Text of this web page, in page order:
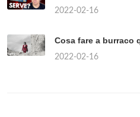
2022-02-16
Cosa fare a burraco
2022-02-16